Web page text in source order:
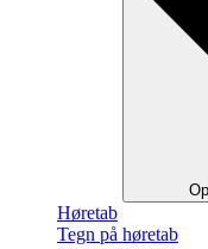
Høretab
Tegn på høretab